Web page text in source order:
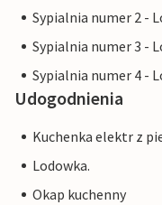
Sypialnia numer 2 -
Sypialnia numer 3 -
Sypialnia numer 4 -
Udogodnienia
Kuchenka elektr z
Lodowka.
Okap kuchenny